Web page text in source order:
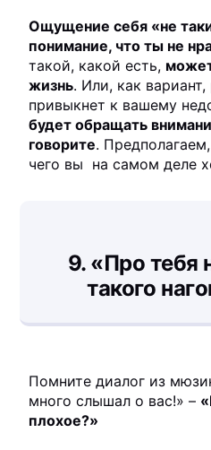
Ощущение себя «не
понимание, что ты не
такой, какой есть,
жизнь. Или, как
привыкнет к вашему
будет обращать
говорите.
чего вы на самом деле
9. «Про тебя
такого
Помните диалог из
много слышал о вас!» –
плохое?»